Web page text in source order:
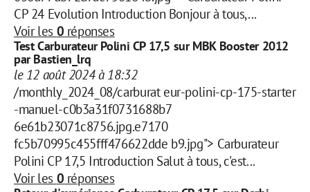
CP 24 Evolution Introduction Bonjour à tous,...
Voir les 0 réponses
Test Carburateur Polini CP 17,5 sur MBK Booster 2012
par Bastien_lrq
le 12 août 2024 à 18:32
/monthly_2024_08/carburat eur-polini-cp-175-starter
-manuel-c0b3a31f0731688b7
6e61b23071c8756.jpg.e7170
fc5b70995c455fff476622dde b9.jpg"> Carburateur
Polini CP 17,5 Introduction Salut à tous, c'est...
Voir les 0 réponses